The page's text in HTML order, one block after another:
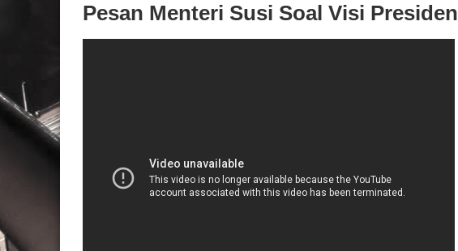
Pesan Menteri Susi Soal Visi Presiden